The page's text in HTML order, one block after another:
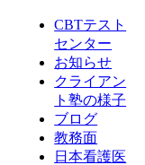
CBTテスト
センター
お知らせ
クライアン
ト塾の様子
ブログ
教務面
日本看護医